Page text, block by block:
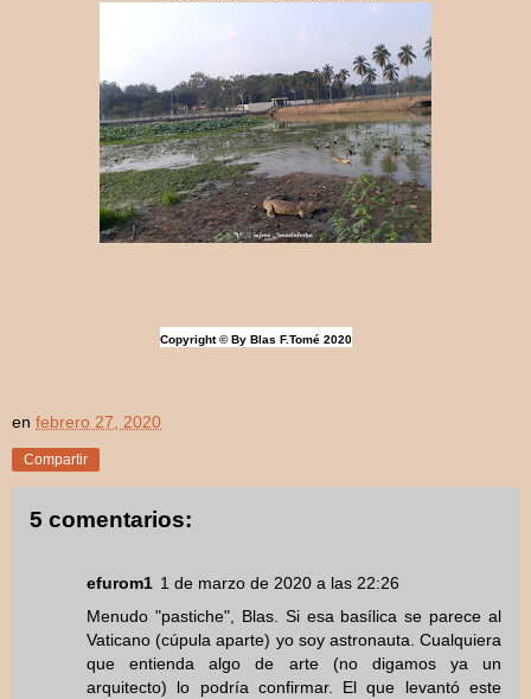
Copyright © By Blas F.Tomé 2020
en febrero 27, 2020
Compartir
5 comentarios:
efurom1 1 de marzo de 2020 a las 22:26
Menudo "pastiche", Blas. Si esa basílica se parece al
Vaticano (cúpula aparte) yo soy astronauta. Cualquiera
que entienda algo de arte (no digamos ya un
arquitecto) lo podría confirmar. El que levantó este